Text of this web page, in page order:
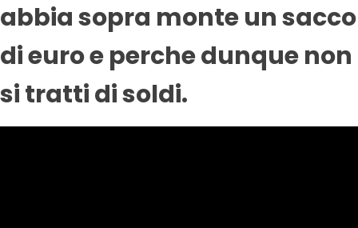
abbia sopra monte un sacco
di euro e perche dunque non
si tratti di soldi.